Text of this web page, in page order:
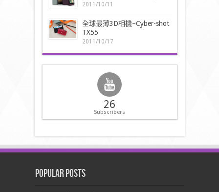
2011/10/11
全球最薄3D相機–Cyber-shot
TX55
2011/10/17
26
Subscribers
Popular Posts